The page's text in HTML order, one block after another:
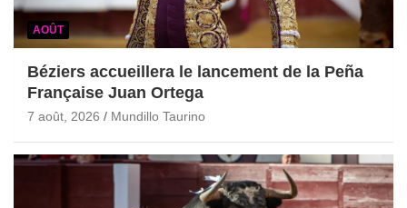
AOÛT
Béziers accueillera le lancement de la Peña
Française Juan Ortega
7 août, 2026 Mundillo Taurino